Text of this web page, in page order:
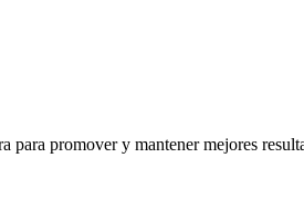
promover y mantener mejores